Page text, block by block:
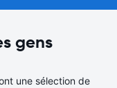
gens
une sélection de